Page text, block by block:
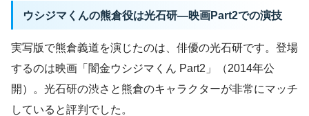
ウシジマくんの熊倉役は光石研―映画Part2での演技
実写版で熊倉義道を演じたのは、俳優の光石研です。登場
するのは映画「闇金ウシジマくん Part2」（2014年公
開）。光石研の渋さと熊倉のキャラクターが非常にマッチ
していると評判でした。